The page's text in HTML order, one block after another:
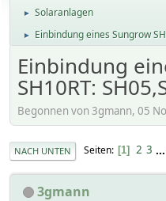
► Solaranlagen
► Einbindung eines Sungrow
Einbindung
SH10RT:
Begonnen von 3gmann, 05
NACH UNTEN Seiten 1 2 3 ...
3gmann